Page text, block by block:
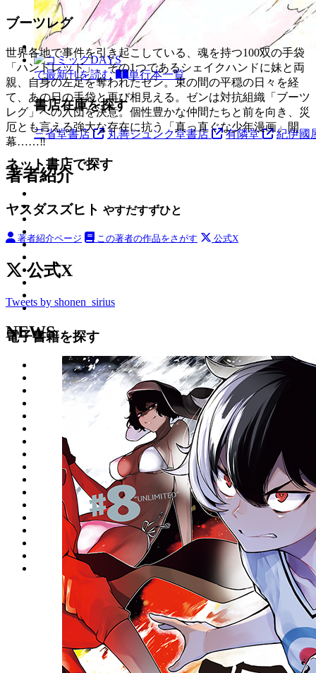
で最新刊を読む 単行本一覧
書店在庫を探す
三省堂書店 丸善ジュンク堂書店 有隣堂 紀伊國
ネット書店で探す
電子書籍を探す
ブーツレグ
世界各地で事件を引き起こしている、魂を持つ100双の手袋
「ハンドレッド」。その1つであるシェイクハンドに妹と両
親、自身の左足を奪われたゼン。束の間の平穏の日々を経
て、あの日の手袋と再び相見える。ゼンは対抗組織「ブーツ
レグ」への入団を決意。個性豊かな仲間たちと前を向き、災
厄とも言える強大な存在に抗う「真っ直ぐな少年漫画」開
幕……‼
著者紹介
ヤスダスズヒト やすだすずひと
著者紹介ページ この著者の作品をさがす 公式X
公式X
Tweets by shonen_sirius
NEWS